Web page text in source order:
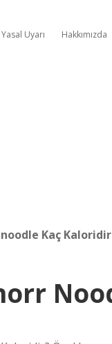
Yasal Uyarı Hakkımızda
Kaç Kaloridir